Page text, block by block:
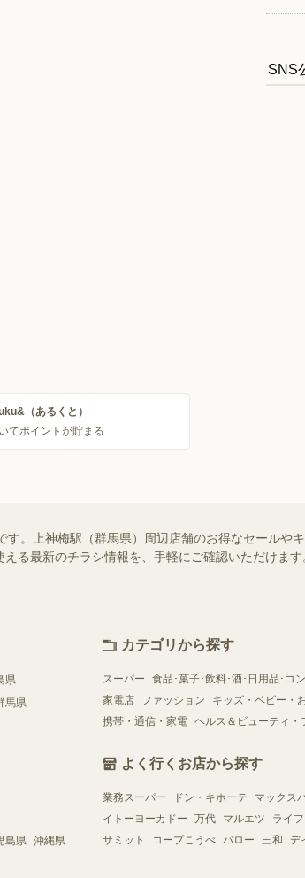
SNS
（あるくと）
てポイントが貯まる
す。上神梅駅（群馬県）周辺店舗のお得なセールや
る最新のチラシ情報を、手軽にご確認いただけます
県
馬県
島県 沖縄県
カテゴリから探す
スーパー 食品･菓子･飲料･酒･日用品･コ
家電店
ファッション キッズ・ベビー・
携帯・通信・家電 ヘルス＆ビューティ・
よく行くお店から探す
業務スーパー ドン・キホーテ マックス
イトーヨーカドー
万代 マルエツ ライ
サミット
コープこうべ バロー 三和 デ